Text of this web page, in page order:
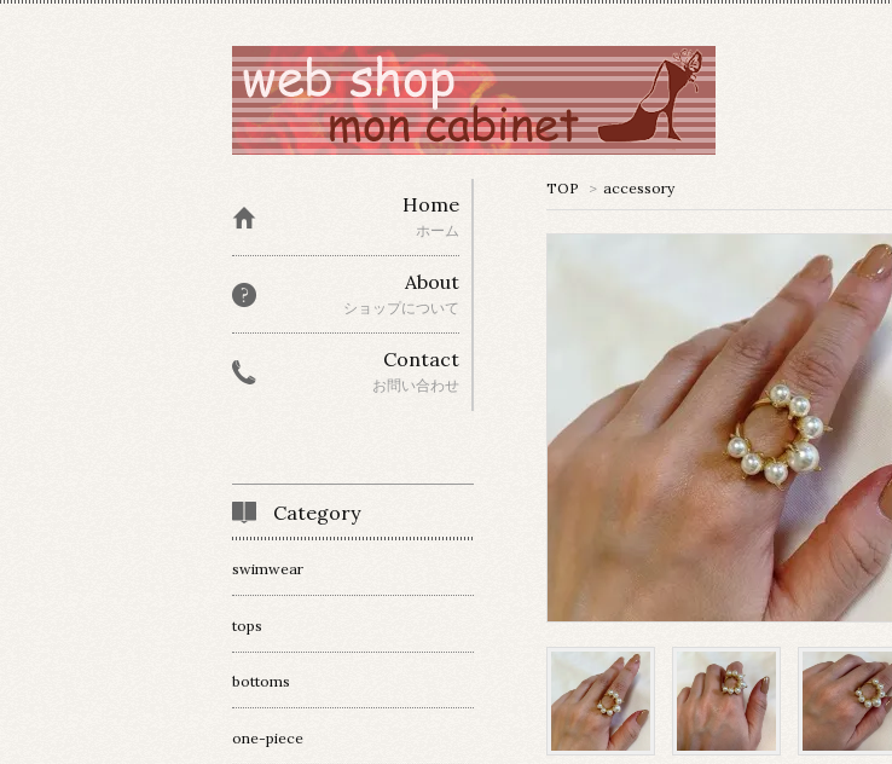
TOP > accessory
Home
ホーム
About
ショップについて
Contact
お問い合わせ
Category
swimwear
tops
bottoms
one-piece